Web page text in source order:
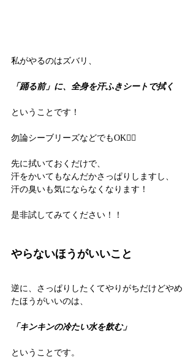
私がやるのはズバリ、
「踊る前」に、全身を汗ふきシートで拭く
ということです！
勿論シーブリーズなどでもOK🙆‍♀️
先に拭いておくだけで、
汗をかいてもなんだかさっぱりしますし、
汗の臭いも気にならなくなります！
是非試してみてください！！
やらないほうがいいこと
逆に、さっぱりしたくてやりがちだけどやめ
たほうがいいのは、
「キンキンの冷たい水を飲む」
ということです。